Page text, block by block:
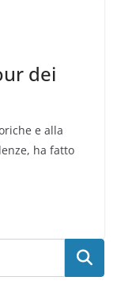
dei
e alla
ha fatto